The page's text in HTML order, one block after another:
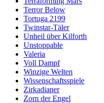
Terror Below
Tortuga 2199
Twinstar-Täler
Unheil über Kilforth
Unstoppable
Valeria
Voll Dampf
Winzige Welten
Wissenschaftsspiele
Zirkadianer
Zorn der Engel